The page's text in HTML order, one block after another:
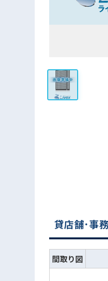
貸店舗･事
間取り図